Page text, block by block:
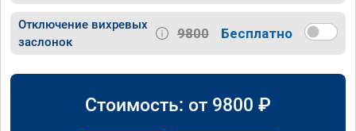
Отключение вихревых
заслонок
9800 Бесплатно
Стоимость: от 9800 ₽